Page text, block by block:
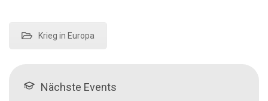
Krieg in Europa
Nächste Events